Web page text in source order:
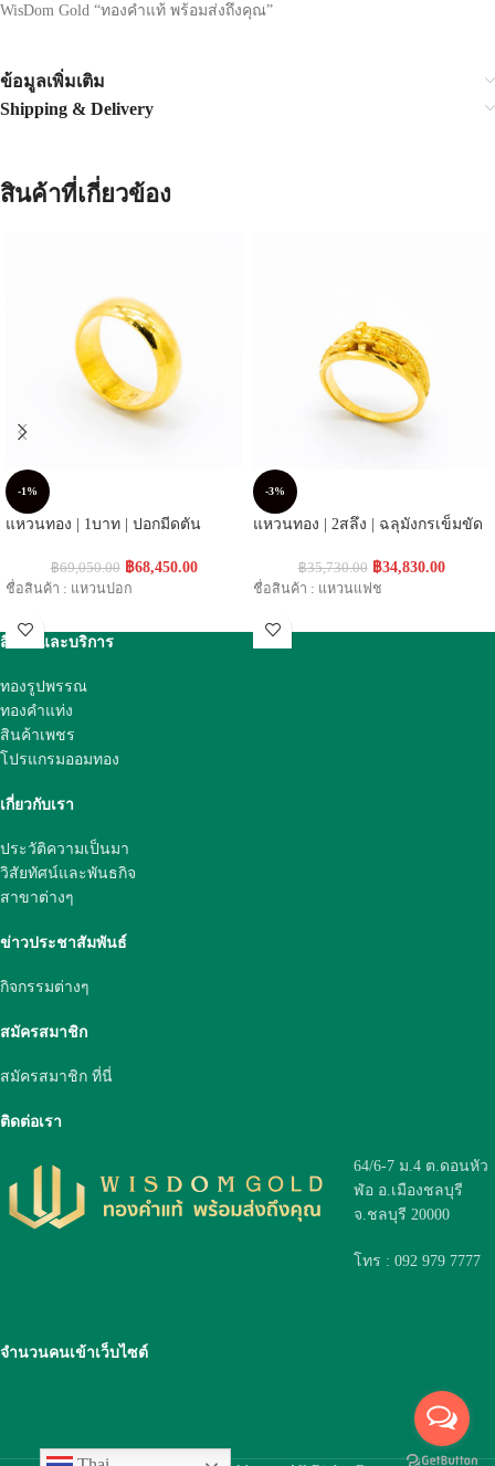
WisDom Gold “ทองคำแท้ พร้อมส่งถึงคุณ”
ข้อมูลเพิ่มเติม
Shipping & Delivery
สินค้าที่เกี่ยวข้อง
-1%
แหวนทอง | 1บาท | ปอกมีดตัน
฿69,050.00 ฿68,450.00
ชื่อสินค้า : แหวนปอก
-3%
แหวนทอง | 2สลึง | ฉลุมังกรเข็มขัด
฿35,730.00 ฿34,830.00
ชื่อสินค้า : แหวนแฟช
สินค้าและบริการ
ทองรูปพรรณ
ทองคำแท่ง
สินค้าเพชร
โปรแกรมออมทอง
เกี่ยวกับเรา
ประวัติความเป็นมา
วิสัยทัศน์และพันธกิจ
สาขาต่างๆ
ข่าวประชาสัมพันธ์
กิจกรรมต่างๆ
สมัครสมาชิก
สมัครสมาชิก ที่นี่
ติดต่อเรา
64/6-7 ม.4 ต.ดอนหัว
ฬ่อ อ.เมืองชลบุรี
จ.ชลบุรี 20000
โทร : 092 979 7777
จำนวนคนเข้าเว็บไซต์